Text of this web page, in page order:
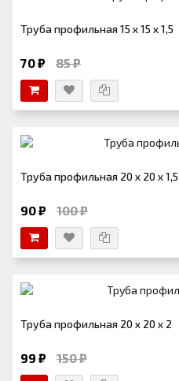
Труба профильная 15 х 15 х 1,5
70 ₽ 85 ₽
Труба профильная 20 х 20 х 1,5
90 ₽ 100 ₽
Труба профильная 20 х 20 х 2
99 ₽ 150 ₽